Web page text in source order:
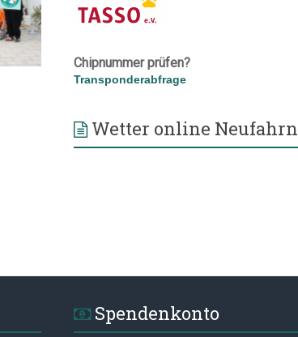
Chipnummer prüfen?
Transponderabfrage
Wetter online Neufahrn
Spendenkonto